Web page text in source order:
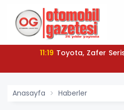
11:19 Toyota,
Anasayfa Haberler